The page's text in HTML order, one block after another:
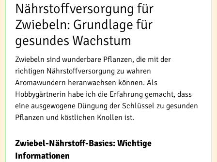
Nährstoffversorgung für
Zwiebeln: Grundlage für
gesundes Wachstum
Zwiebeln sind wunderbare Pflanzen, die mit der
richtigen Nährstoffversorgung zu wahren
Aromawundern heranwachsen können. Als
Hobbygärtnerin habe ich die Erfahrung gemacht, dass
eine ausgewogene Düngung der Schlüssel zu gesunden
Pflanzen und köstlichen Knollen ist.
Zwiebel-Nährstoff-Basics: Wichtige
Informationen